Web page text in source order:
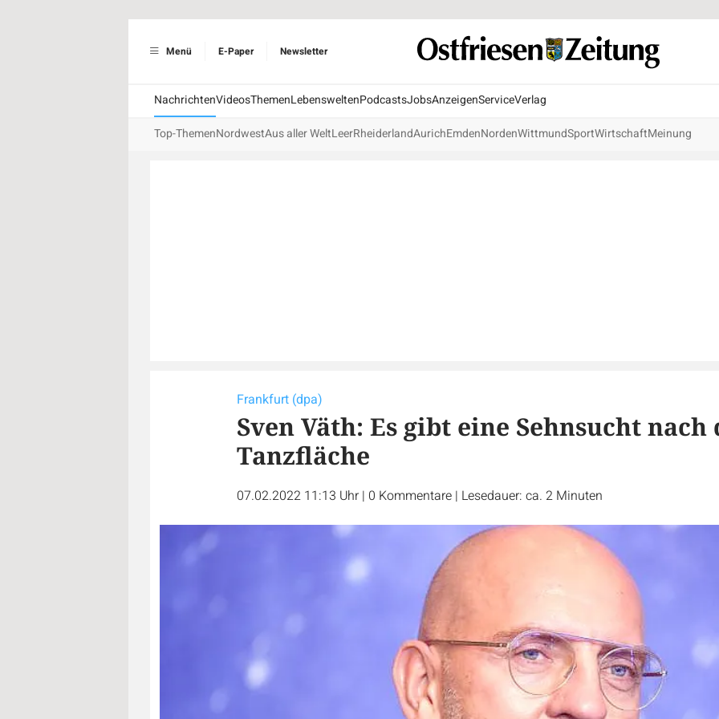
Menü E-Paper Newsletter
NachrichtenVideosThemenLebensweltenPodcastsJobsAnzeigenServiceVerlag
Top-ThemenNordwestAus aller WeltLeerRheiderlandAurichEmdenNordenWittmundSportWirtschaftMeinung
Frankfurt (dpa)
Sven Väth: Es gibt eine Sehnsucht nach
Tanzfläche
07.02.2022 11:13 Uhr | 0 Kommentare | Lesedauer: ca. 2 Minuten